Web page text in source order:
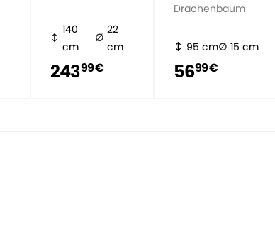
140
cm
22
cm
24399 €
Drachenbaum
95 cm 15 cm
5699 €